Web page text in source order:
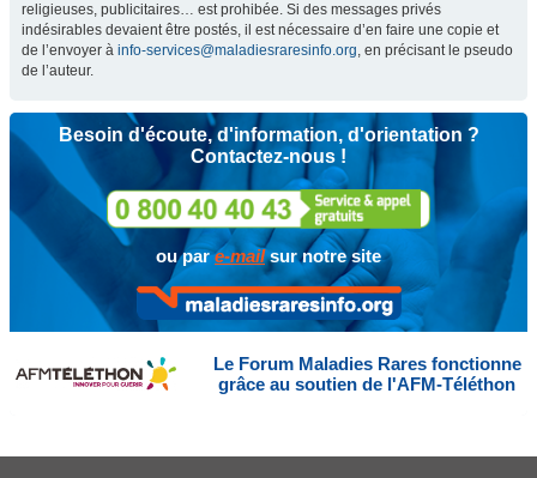
religieuses, publicitaires… est prohibée. Si des messages privés
indésirables devaient être postés, il est nécessaire d’en faire une copie et
de l’envoyer à info-services@maladiesraresinfo.org, en précisant le pseudo
de l’auteur.
Besoin d'écoute, d'information, d'orientation ?
Contactez-nous !
ou pare-mailsur notre site
Le Forum Maladies Rares fonctionne
grâce au soutien de l'AFM-Téléthon